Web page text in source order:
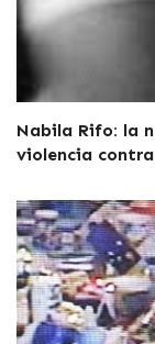
Nabila Rifo: la
violencia